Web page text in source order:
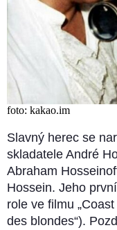
foto: kakao.im
Slavný herec se
skladatele André
Abraham
Hossein. Jeho
role ve filmu
des blondes“).